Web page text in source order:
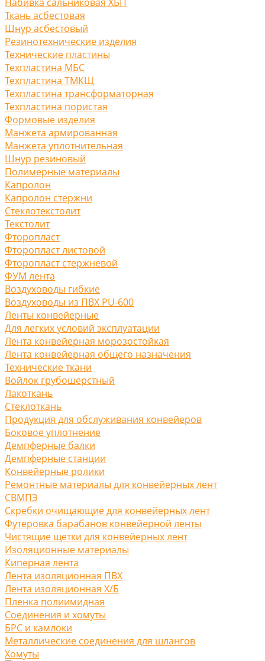
Ткань асбестовая
Шнур асбестовый
Резинотехнические изделия
Технические пластины
Техпластина МБС
Техпластина ТМКЩ
Техпластина трансформаторная
Техпластина пористая
Формовые изделия
Манжета армированная
Манжета уплотнительная
Шнур резиновый
Полимерные материалы
Капролон
Капролон стержни
Стеклотекстолит
Текстолит
Фторопласт
Фторопласт листовой
Фторопласт стержневой
ФУМ лента
Воздуховоды гибкие
Воздуховоды из ПВХ PU-600
Ленты конвейерные
Для легких условий эксплуатации
Лента конвейерная морозостойкая
Лента конвейерная общего назначения
Технические ткани
Войлок грубошерстный
Лакоткань
Стеклоткань
Продукция для обслуживания конвейеров
Боковое уплотнение
Демпферные балки
Демпферные станции
Конвейерные ролики
Ремонтные материалы для конвейерных лент
СВМПЭ
Скребки очищающие для конвейерных лент
Футеровка барабанов конвейерной ленты
Чистящие щетки для конвейерных лент
Изоляционные материалы
Киперная лента
Лента изоляционная ПВХ
Лента изоляционная Х/Б
Пленка полиимидная
Соединения и хомуты
БРС и камлоки
Металлические соединения для шлангов
Хомуты